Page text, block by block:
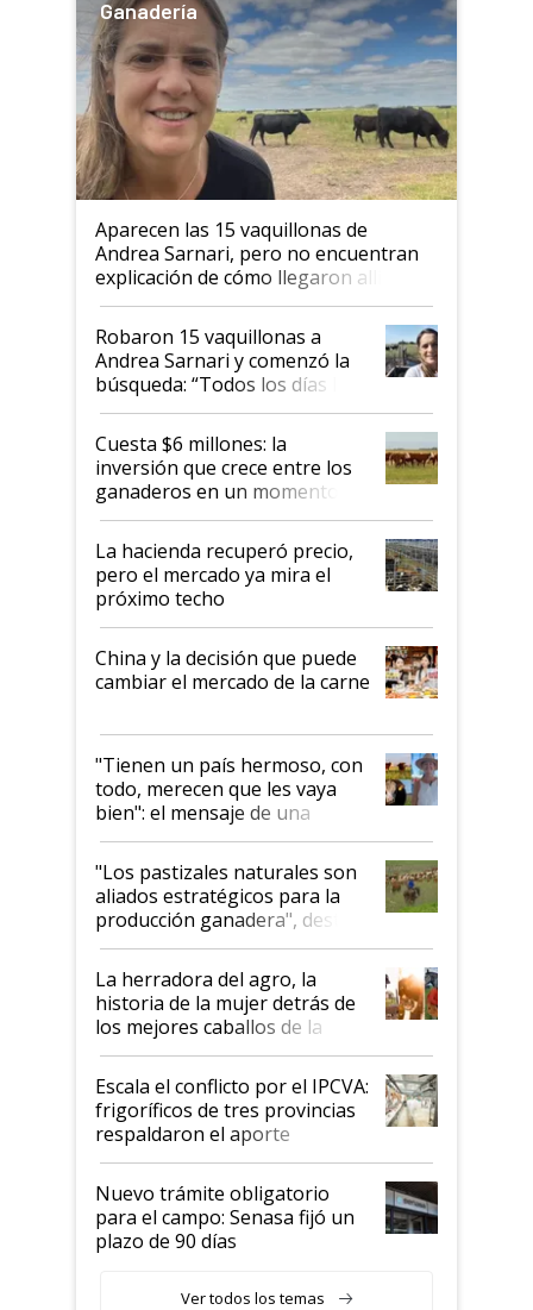
Ganadería
Aparecen las 15 vaquillonas de
Andrea Sarnari, pero no encuentran
explicación de cómo llegaron allí
Robaron 15 vaquillonas a
Andrea Sarnari y comenzó la
búsqueda: “Todos los días le
toca a algún productor”
Cuesta $6 millones: la
inversión que crece entre los
ganaderos en un momento
histórico para la actividad
La hacienda recuperó precio,
pero el mercado ya mira el
próximo techo
China y la decisión que puede
cambiar el mercado de la carne
"Tienen un país hermoso, con
todo, merecen que les vaya
bien": el mensaje de una
ganadera uruguaya sobre las
oportunidades que se abren
para el agro en Argentina, con
foco en la carne
"Los pastizales naturales son
aliados estratégicos para la
producción ganadera", destaca
la iniciativa que ya reúne a 46
establecimientos en Argentina
La herradora del agro, la
historia de la mujer detrás de
los mejores caballos de la
Argentina y los mitos que
todavía hacen sufrir a estos
animales: "Mientras me
descalificaban, yo seguí
haciendo currículum"
Escala el conflicto por el IPCVA:
frigoríficos de tres provincias
respaldaron el aporte
obligatorio
Nuevo trámite obligatorio
para el campo: Senasa fijó un
plazo de 90 días
Ver todos los temas